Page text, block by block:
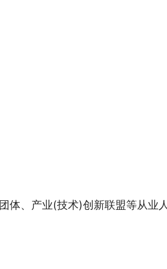
体、产业(技术)创新联盟等从业